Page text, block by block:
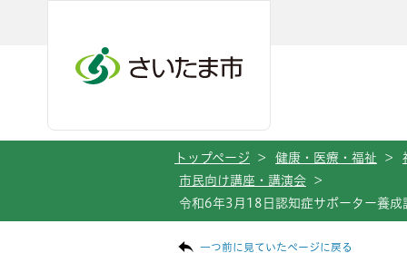
トップページ > 健康・医療・福祉 >
市民向け講座・講演会
>
令和6年3月18日認知症サポーター養
一つ前に見ていたページに戻る